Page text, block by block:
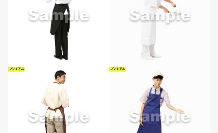
プレミアム プレミアム